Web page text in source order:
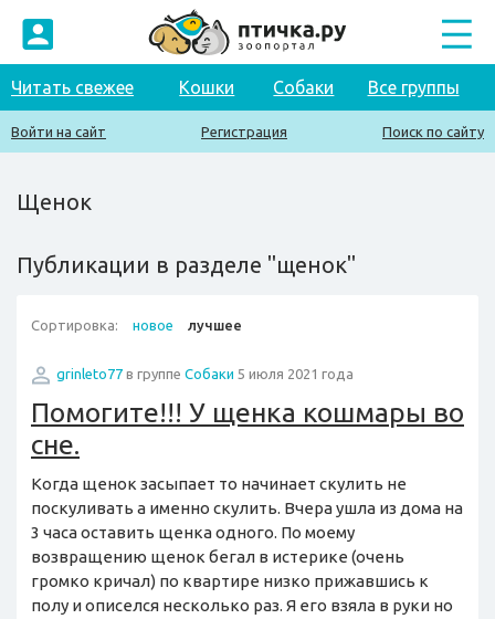
Читать свежее Кошки Собаки Все группы
Войти на сайт Регистрация Поиск по сайту
Щенок
Публикации в разделе "щенок"
Сортировка: новое лучшее
grinleto77 в группе Собаки 5 июля 2021 года
Помогите!!! У щенка кошмары во
сне.
Когда щенок засыпает то начинает скулить не
поскуливать а именно скулить. Вчера ушла из дома на
3 часа оставить щенка одного. По моему
возвращению щенок бегал в истерике (очень
громко кричал) по квартире низко прижавшись к
полу и описелся несколько раз. Я его взяла в руки но